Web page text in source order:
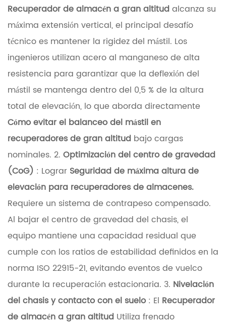
c
t
o
r
e
s
d
e
i
n
t
e
g
r
i
d
a
d
e
s
Recuperador de almacén a gran altitudalcanza su
máxima extensión vertical, el principal desafío
técnico es mantener la rigidez del mástil. Los
ingenieros utilizan acero al manganeso de alta
resistencia para garantizar que la deflexión del
mástil se mantenga dentro del 0,5 % de la altura
total de elevación, lo que aborda directamente
Cómo evitar el balanceo del mástil en
recuperadores de gran altitud bajo cargas
nominales. 2. Optimización del centro de gravedad
(CoG) : Lograr Seguridad de máxima altura de
elevación para recuperadores de almacenes.
Requiere un sistema de contrapeso compensado.
Al bajar el centro de gravedad del chasis, el
equipo mantiene una capacidad residual que
cumple con los ratios de estabilidad definidos en la
norma ISO 22915-21, evitando eventos de vuelco
durante la recuperación estacionaria. 3. Nivelación
del chasis y contacto con el suelo : El Recuperador
de almacén a gran altitud Utiliza frenado